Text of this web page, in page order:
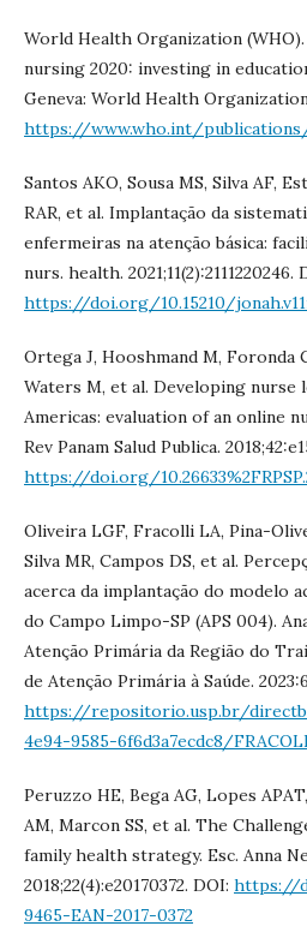
World Health Organization
nursing 2020: investing in
Geneva: World Health
https://www.who.int/
Santos AKO, Sousa MS, Silva AF,
RAR, et al. Implantação da
enfermeiras na atenção básica:
nurs. health. 2021;11(2):2111220246.
https://doi.org/10.15210/
Ortega J, Hooshmand M, Foronda
Waters M, et al. Developing nurse
Americas: evaluation of an online
Rev Panam Salud Publica.
https://doi.org/
Oliveira LGF, Fracolli LA, Pina-
Silva MR, Campos DS, et al.
acerca da implantação do modelo
do Campo Limpo-SP (APS 004).
Atenção Primária da Região do
de Atenção Primária à Saúde.
https://repositorio.usp.br/
4e94-9585-6f6d3a7ecdc8/
Peruzzo HE, Bega AG, Lopes
AM, Marcon SS, et al. The
family health strategy. Esc. Anna
2018;22(4):e20170372. DOI: https://
9465-EAN-2017-0372